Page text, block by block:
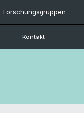
Forschungsgruppen
Kontakt